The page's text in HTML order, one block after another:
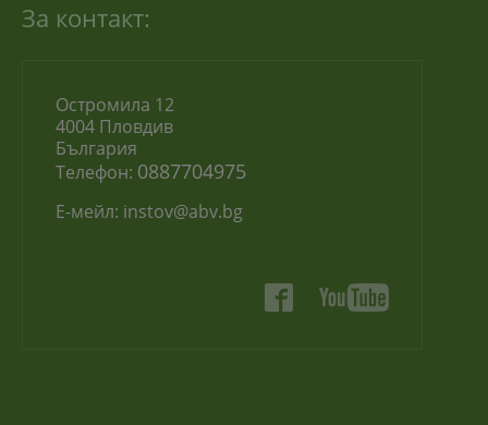
За контакт:
Остромила 12
4004 Пловдив
България
Телефон: 0887704975
Е-мейл: instov@abv.bg